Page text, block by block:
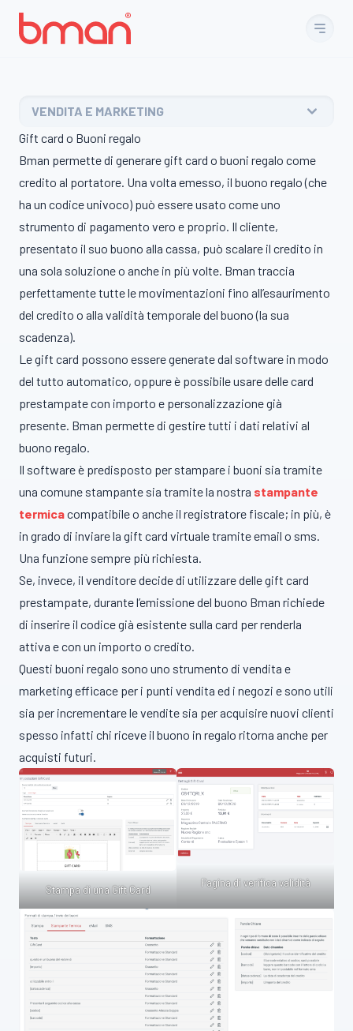
VENDITA E MARKETING
Gift card o Buoni regalo
Bman permette di generare gift card o buoni regalo come
credito al portatore. Una volta emesso, il buono regalo (che
ha un codice univoco) può essere usato come uno
strumento di pagamento vero e proprio. Il cliente,
presentato il suo buono alla cassa, può scalare il credito in
una sola soluzione o anche in più volte. Bman traccia
perfettamente tutte le movimentazioni fino all’esaurimento
del credito o alla validità temporale del buono (la sua
scadenza).
Le gift card possono essere generate dal software in modo
del tutto automatico, oppure è possibile usare delle card
prestampate con importo e personalizzazione già
presente. Bman permette di gestire tutti i dati relativi al
buono regalo.
Il software è predisposto per stampare i buoni sia tramite
una comune stampante sia tramite la nostra stampante
termicacompatibile o anche il registratore fiscale; in più, è
in grado di inviare la gift card virtuale tramite email o sms.
Una funzione sempre più richiesta.
Se, invece, il venditore decide di utilizzare delle gift card
prestampate, durante l’emissione del buono Bman richiede
di inserire il codice già esistente sulla card per renderla
attiva e con un importo o credito.
Questi buoni regalo sono uno strumento di vendita e
marketing efficace per i punti vendita ed i negozi e sono utili
sia per incrementare le vendite sia per acquisire nuovi clienti
spesso infatti chi riceve il buono in regalo ritorna anche per
acquisti futuri.
Stampa di una Gift Card
Pagina di verifica validità